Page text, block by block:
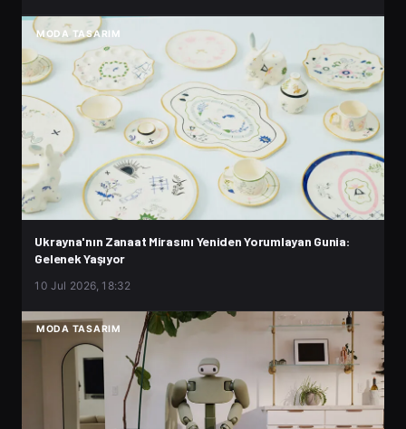
MODA TASARIM
Ukrayna'nın Zanaat Mirasını Yeniden Yorumlayan Gunia:
Gelenek Yaşıyor
10 Jul 2026, 18:32
MODA TASARIM